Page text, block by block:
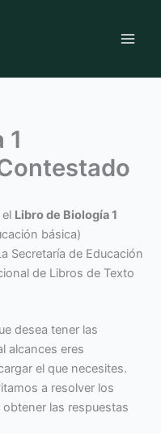
1
Libro de Biología 1
básica)
Secretaría de Educación
de Libros de Texto
desea tener las
alcances eres
el que necesites.
a resolver los
las respuestas